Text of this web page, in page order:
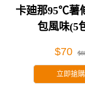
卡廸那95℃薯
包風味(5
$70
立即搶購